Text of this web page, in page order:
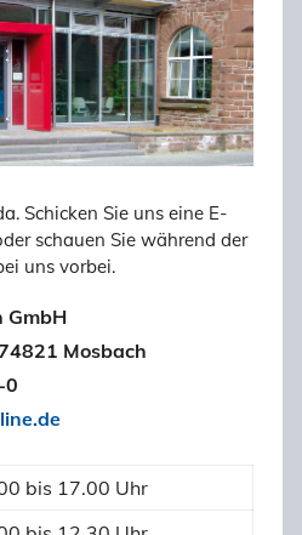
Schicken Sie uns eine E-
schauen Sie während der
uns vorbei.
GmbH
Mosbach
0
bis 17.00 Uhr